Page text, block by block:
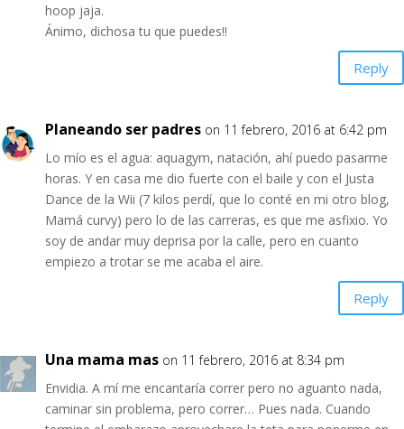
hoop jaja.
Ánimo, dichosa tu que puedes!!
Reply
Planeando ser padres on 11 febrero, 2016 at 6:42 pm
Lo mío es el agua: aquagym, natación, ahí puedo pasarme
horas. Y en casa me dio fuerte con el baile y con el Justa
Dance de la Wii (7 kilos perdí, que lo conté en mi otro blog,
Mamá curvy) pero lo de las carreras, es que me asfixio. Yo
soy de andar muy deprisa por la calle, pero en cuanto
empiezo a trotar se me acaba el aire.
Reply
Una mama mas on 11 febrero, 2016 at 8:34 pm
Envidia. A mí me encantaría correr pero no aguanto nada,
caminar sin problema, pero correr… Pues nada. Cuando